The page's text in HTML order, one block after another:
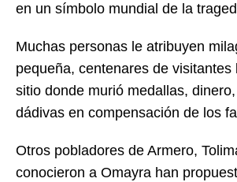
en un símbolo mundial de la
Muchas personas le atribuyen
pequeña, centenares de visitantes
sitio donde murió medallas,
dádivas en compensación de los
Otros pobladores de Armero,
conocieron a Omayra han